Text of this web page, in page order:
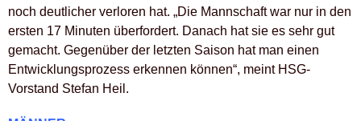
noch deutlicher verloren hat. „Die Mannschaft war nur in den
ersten 17 Minuten überfordert. Danach hat sie es sehr gut
gemacht. Gegenüber der letzten Saison hat man einen
Entwicklungsprozess erkennen können“, meint HSG-
Vorstand Stefan Heil.